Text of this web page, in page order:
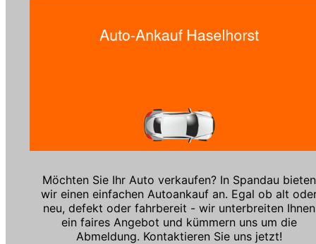
Möchten Sie Ihr Auto verkaufen? In Spandau bieten
wir einen einfachen Autoankauf an. Egal ob alt
neu, defekt oder fahrbereit - wir unterbreiten Ihnen
ein faires Angebot und kümmern uns um die
Abmeldung. Kontaktieren Sie uns jetzt!